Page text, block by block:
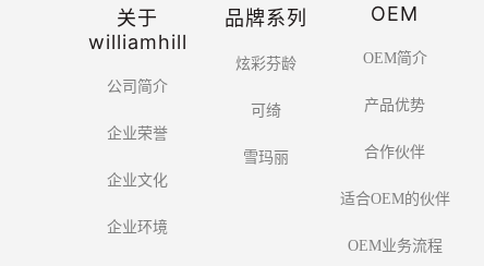
关于
williamhill
公司简介
企业荣誉
企业文化
企业环境
品牌系列
炫彩芬龄
可绮
雪玛丽
OEM
OEM简介
产品优势
合作伙伴
适合OEM的伙伴
OEM业务流程